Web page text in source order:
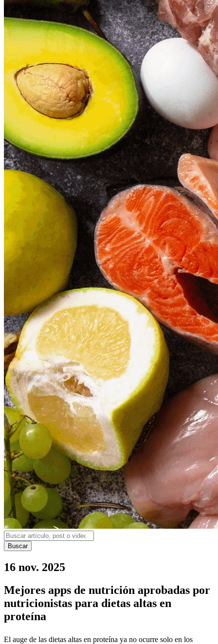
Buscar
16 nov. 2025
Mejores apps de nutrición aprobadas por
nutricionistas para dietas altas en
proteína
El auge de las dietas altas en proteína ya no ocurre solo en los